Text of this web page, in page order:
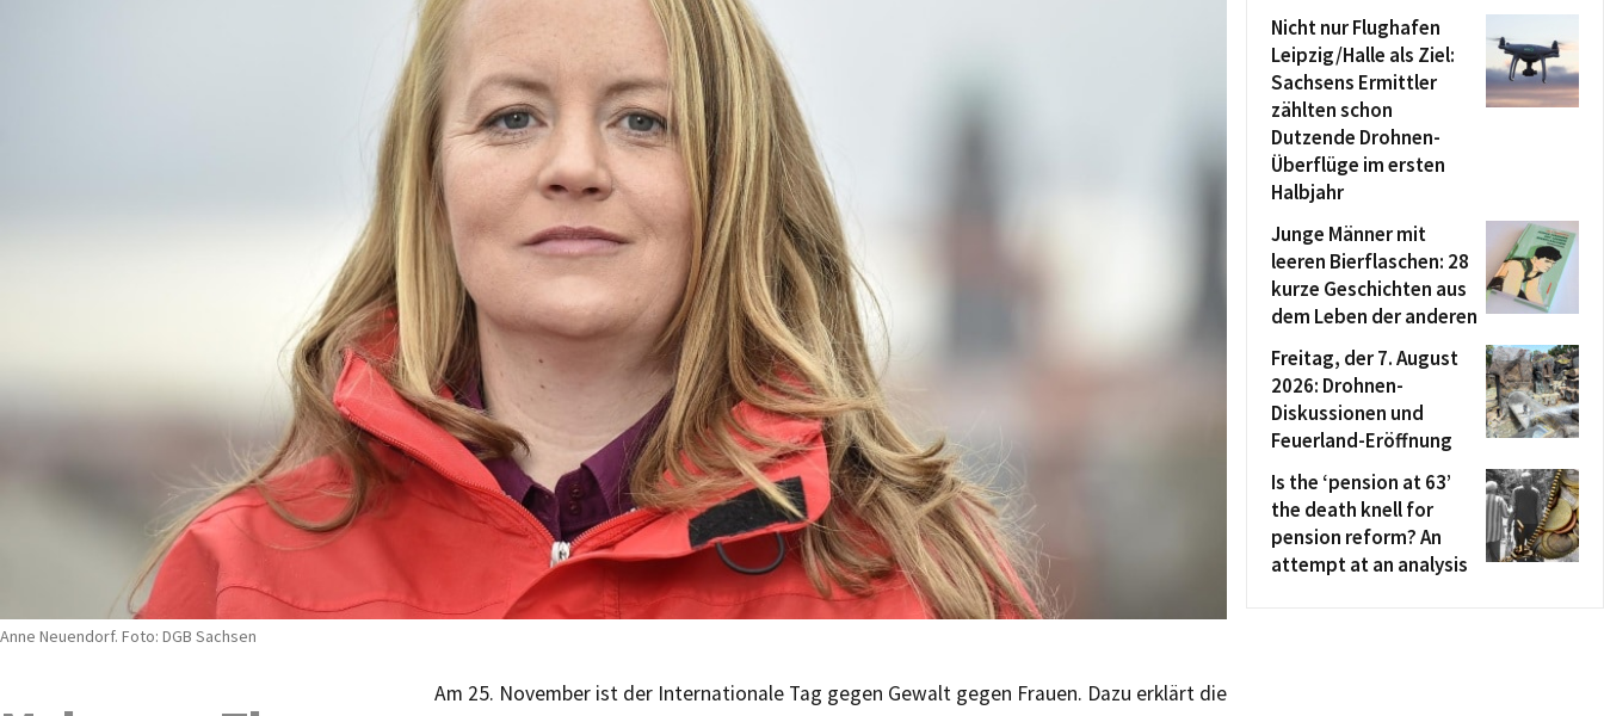
Anne Neuendorf. Foto: DGB Sachsen
Am 25. November ist der Internationale Tag gegen Gewalt gegen Frauen. Dazu erklärt die
Nicht nur Flughafen
Leipzig/Halle als Ziel:
Sachsens Ermittler
zählten schon
Dutzende Drohnen-
Überflüge im ersten
Halbjahr
Junge Männer mit
leeren Bierflaschen: 28
kurze Geschichten aus
dem Leben der anderen
Freitag, der 7. August
2026: Drohnen-
Diskussionen und
Feuerland-Eröffnung
Is the ‘pension at 63’
the death knell for
pension reform? An
attempt at an analysis